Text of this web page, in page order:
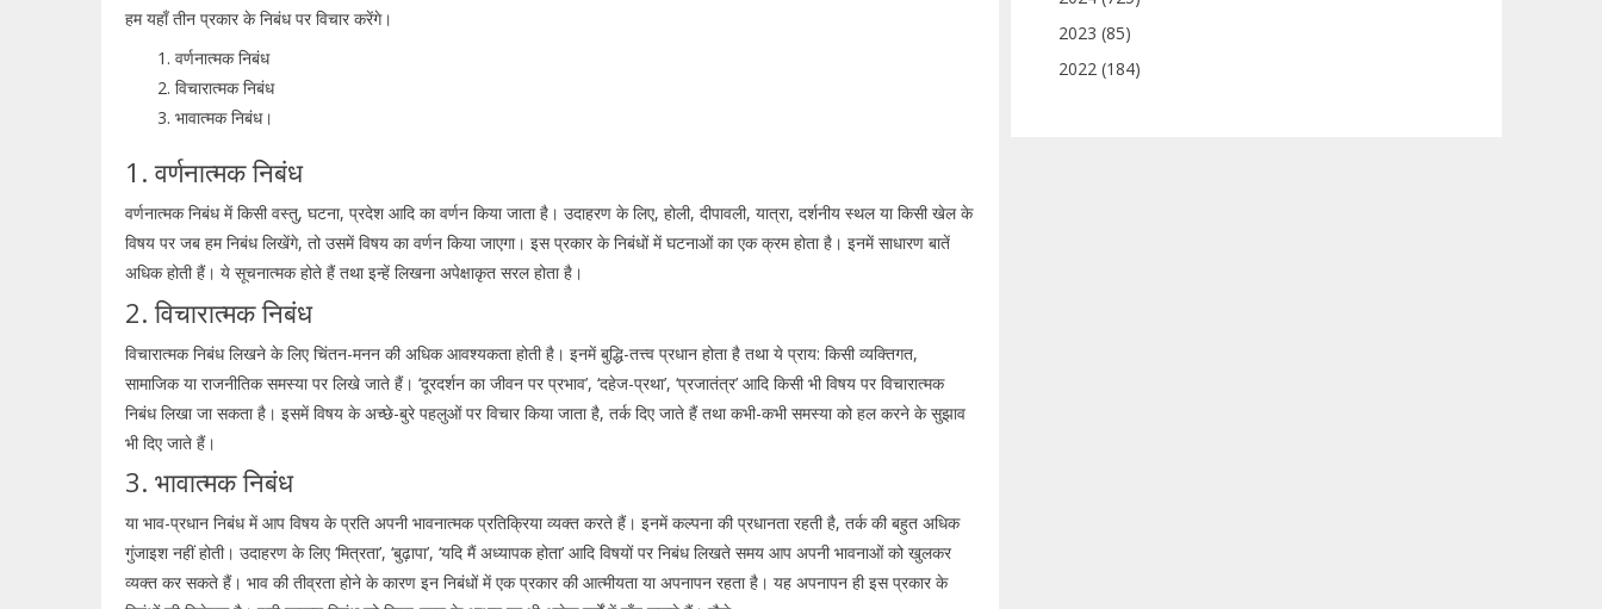
हम यहाँ तीन प्रकार के निबंध पर विचार करेंगे।
वर्णनात्मक निबंध
विचारात्मक निबंध
भावात्मक निबंध।
1. वर्णनात्मक निबंध
वर्णनात्मक निबंध में किसी वस्तु, घटना, प्रदेश आदि का वर्णन किया जाता है। उदाहरण के लिए, होली, दीपावली, यात्रा, दर्शनीय स्थल या किसी खेल के
विषय पर जब हम निबंध लिखेंगे, तो उसमें विषय का वर्णन किया जाएगा। इस प्रकार के निबंधों में घटनाओं का एक क्रम होता है। इनमें साधारण बातें
अधिक होती हैं। ये सूचनात्मक होते हैं तथा इन्हें लिखना अपेक्षाकृत सरल होता है।
2. विचारात्मक निबंध
विचारात्मक निबंध लिखने के लिए चिंतन-मनन की अधिक आवश्यकता होती है। इनमें बुद्धि-तत्त्व प्रधान होता है तथा ये प्राय: किसी व्यक्तिगत,
सामाजिक या राजनीतिक समस्या पर लिखे जाते हैं। ‘दूरदर्शन का जीवन पर प्रभाव’, ‘दहेज-प्रथा’, ‘प्रजातंत्र’ आदि किसी भी विषय पर विचारात्मक
निबंध लिखा जा सकता है। इसमें विषय के अच्छे-बुरे पहलुओं पर विचार किया जाता है, तर्क दिए जाते हैं तथा कभी-कभी समस्या को हल करने के सुझाव
भी दिए जाते हैं।
3. भावात्मक निबंध
या भाव-प्रधान निबंध में आप विषय के प्रति अपनी भावनात्मक प्रतिक्रिया व्यक्त करते हैं। इनमें कल्पना की प्रधानता रहती है, तर्क की बहुत अधिक
गुंजाइश नहीं होती। उदाहरण के लिए ‘मित्रता’, ‘बुढ़ापा’, ‘यदि मैं अध्यापक होता’ आदि विषयों पर निबंध लिखते समय आप अपनी भावनाओं को खुलकर
व्यक्त कर सकते हैं। भाव की तीव्रता होने के कारण इन निबंधों में एक प्रकार की आत्मीयता या अपनापन रहता है। यह अपनापन ही इस प्रकार के
2023 (85)
2022 (184)